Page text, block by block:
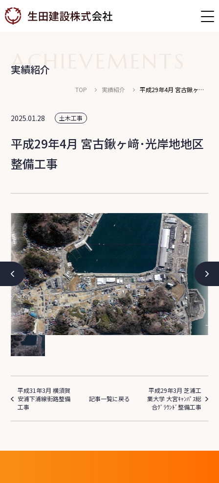
福利厚生・教育体制
社員インタビュー
ACHIEVEMENTS
実績紹介
TOP 実績紹介
平成29年4月 宮古鍬ヶ﨑･
2025.01.28 土木工事
平成29年4月 宮古鍬ヶ﨑･光岸地地区
整備工事
平成31年3月 横須賀
安浦下浦線街路整備
工事
記事一覧に戻る
平成29年3月 芝浦工
業大学 大宮ｷｬﾝﾊﾟｽ総
合ｸﾞﾗｳﾝﾄﾞ整備工事